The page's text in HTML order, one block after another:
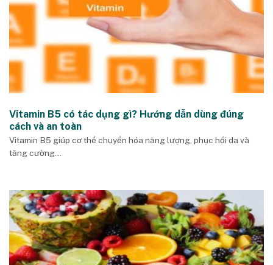
Vitamin B5 có tác dụng gì? Hướng dẫn dùng đúng
cách và an toàn
Vitamin B5 giúp cơ thể chuyển hóa năng lượng, phục hồi da và
tăng cường...